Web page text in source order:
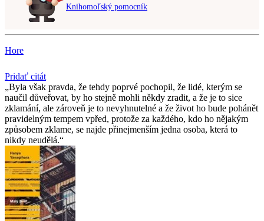
Knihomoľský pomocník
Hore
Pridať citát
Byla však pravda, že tehdy poprvé pochopil, že lidé, kterým se
naučil důveřovat, by ho stejně mohli někdy zradit, a že je to sice
zklamání, ale zároveň je to nevyhnutelné a že život ho bude pohánět
pravidelným tempem vpřed, protože za každého, kdo ho nějakým
způsobem zklame, se najde přinejmenším jedna osoba, která to
nikdy neudělá.